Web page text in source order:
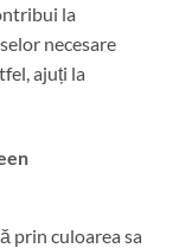
la
necesare
ajuți la
prin culoarea sa